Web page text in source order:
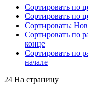
Сортировать по
Сортировать по
Сортировать:
Сортировать по
конце
Сортировать по
начале
24 На страницу